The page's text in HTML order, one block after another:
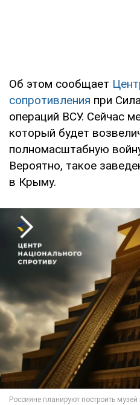
Об этом сообщает
сопротивления при
операций ВСУ. Сейчас
который будет
полномасштабную
Вероятно, такое
в Крыму.